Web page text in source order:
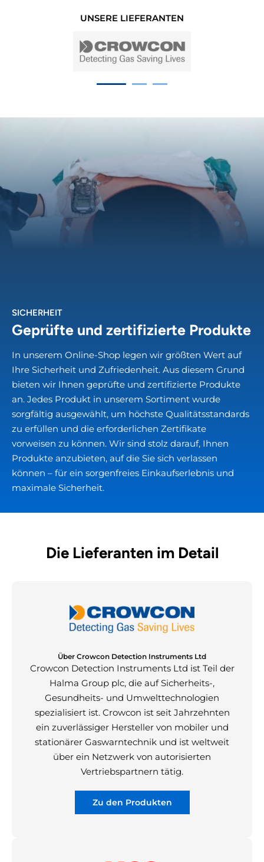
UNSERE LIEFERANTEN
SICHERHEIT
Geprüfte und zertifizierte Produkte
In unserem Online-Shop legen wir größten Wert auf
Ihre Sicherheit und Zufriedenheit. Aus diesem Grund
bieten wir Ihnen geprüfte und zertifizierte Produkte
an. Jedes Produkt in unserem Sortiment wurde
sorgfältig ausgewählt, um höchste Qualitätsstandards
zu erfüllen und die erforderlichen Zertifikate
vorweisen zu können. Wir sind stolz darauf, Ihnen
Produkte anzubieten, auf die Sie sich verlassen
können – für ein sorgenfreies Einkaufserlebnis und
maximale Sicherheit.
Die Lieferanten im Detail
Über Crowcon Detection Instruments Ltd
Crowcon Detection Instruments Ltd ist Teil der
Halma Group plc, die auf Sicherheits-,
Gesundheits- und Umwelttechnologien
spezialisiert ist. Crowcon ist seit Jahrzehnten
ein zuverlässiger Hersteller von mobiler und
stationärer Gaswarntechnik und ist weltweit
über ein Netzwerk von autorisierten
Vertriebspartnern tätig.
Zu den Produkten